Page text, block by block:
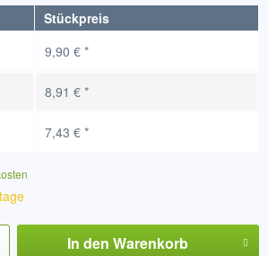
Stückpreis
9,90 € *
8,91 € *
7,43 € *
In den Warenkorb